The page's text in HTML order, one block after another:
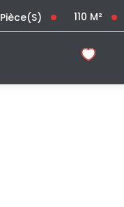
Pièce(s) 110 M²